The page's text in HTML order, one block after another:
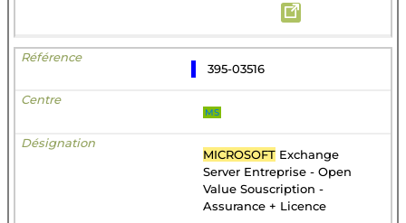
395-03516
MS
MICROSOFT Exchange
Server Entreprise - Open
Value Souscription -
Assurance + Licence